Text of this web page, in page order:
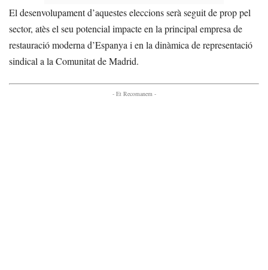
El desenvolupament d’aquestes eleccions serà seguit de prop pel
sector, atès el seu potencial impacte en la principal empresa de
restauració moderna d’Espanya i en la dinàmica de representació
sindical a la Comunitat de Madrid.
- Et Recomanem -